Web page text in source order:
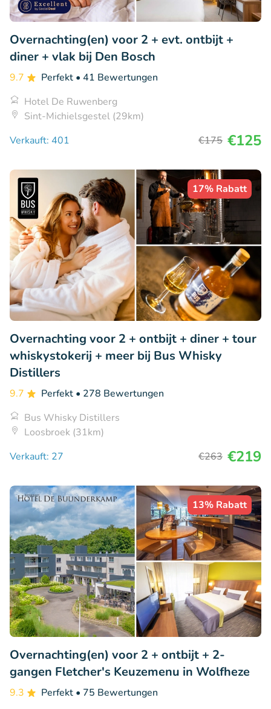
Overnachting(en) voor 2 + evt. ontbijt +
diner + vlak bij Den Bosch
9.7 Perfekt • 41 Bewertungen
Hotel De Ruwenberg
Sint-Michielsgestel (29km)
Verkauft: 401
€175 €125
17% Rabatt
Overnachting voor 2 + ontbijt + diner + tour
whiskystokerij + meer bij Bus Whisky
Distillers
9.7 Perfekt • 278 Bewertungen
Bus Whisky Distillers
Loosbroek (31km)
Verkauft: 27
€263 €219
13% Rabatt
Overnachting(en) voor 2 + ontbijt + 2-
gangen Fletcher's Keuzemenu in Wolfheze
9.3 Perfekt • 75 Bewertungen